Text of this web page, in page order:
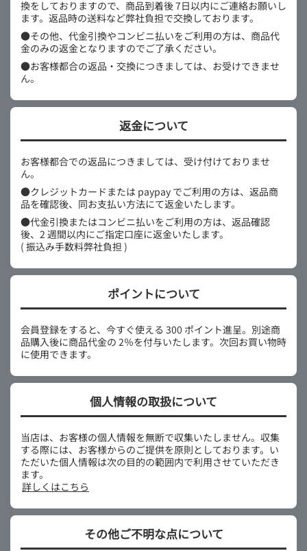
換をしておりますので、商品到着後 7日以内にご連絡お願いし
ます。返品時の送料など弊社負担で交換しております。
●その他、代金引換やコンビニ払いをご利用の方は、商品代
金のみの返金となりますのでご了承ください。
●お客様都合の返品・交換につきましては、お受けできませ
ん。
返金について
お客様都合での返品につきましては、受け付けておりませ
ん。
●クレジットカードまたは paypay でご利用の方は、返品商
品を確認後、同お支払い方法にて返金いたします。
●代金引換またはコンビニ払いをご利用の方は、返品確認
後、2 週間以内にご指定口座に返金いたします。
( 振込み手数料弊社負担 )
ポイントについて
会員登録をすると、今すぐ使える 300 ポイント進呈。別途商
品購入後に商品代金の 2％を付与いたします。次回お買い物時
に使用できます。
個人情報の取扱について
当店は、お客様の個人情報を無断で収集いたしません。収集
する際には、お客様からのご提供を原則としております。い
ただいた個人情報は次の目的の範囲内で利用させていただき
ます。
詳しくはこちら
その他ご不明な点について